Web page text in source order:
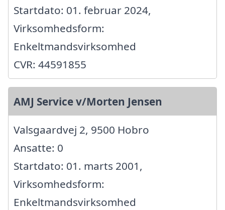
Startdato: 01. februar 2024,
Virksomhedsform:
Enkeltmandsvirksomhed
CVR: 44591855
AMJ Service v/Morten Jensen
Valsgaardvej 2, 9500 Hobro
Ansatte: 0
Startdato: 01. marts 2001,
Virksomhedsform:
Enkeltmandsvirksomhed